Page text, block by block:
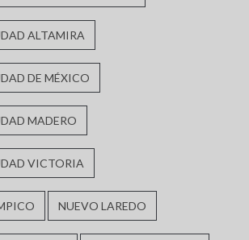
ALTAMIRA
DE MÉXICO
MADERO
VICTORIA
NUEVO LAREDO